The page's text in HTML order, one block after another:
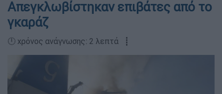
Απεγκλωβίστηκαν επιβάτες από το
γκαράζ
🕛 χρόνος ανάγνωσης: 2 λεπτά ┋